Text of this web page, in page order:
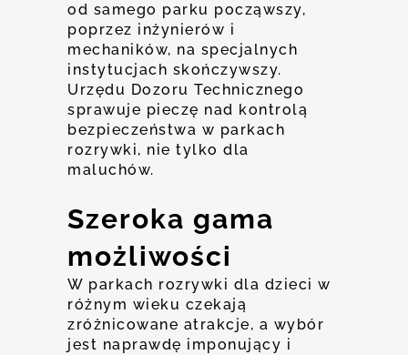
od samego parku począwszy,
poprzez inżynierów i
mechaników, na specjalnych
instytucjach skończywszy.
Urzędu Dozoru Technicznego
sprawuje pieczę nad kontrolą
bezpieczeństwa w parkach
rozrywki, nie tylko dla
maluchów.
Szeroka gama
możliwości
W parkach rozrywki dla dzieci w
różnym wieku czekają
zróżnicowane atrakcje, a wybór
jest naprawdę imponujący i